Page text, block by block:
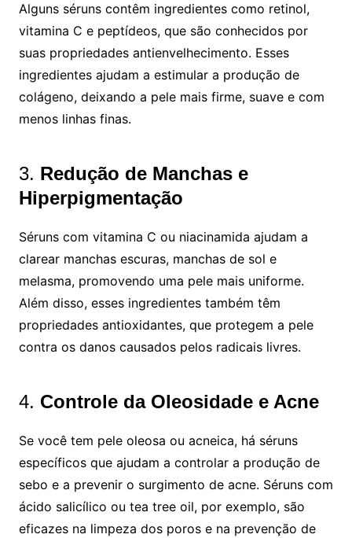
Alguns séruns contêm ingredientes como retinol,
vitamina C e peptídeos, que são conhecidos por
suas propriedades antienvelhecimento. Esses
ingredientes ajudam a estimular a produção de
colágeno, deixando a pele mais firme, suave e com
menos linhas finas.
3. Redução de Manchas e
Hiperpigmentação
Séruns com vitamina C ou niacinamida ajudam a
clarear manchas escuras, manchas de sol e
melasma, promovendo uma pele mais uniforme.
Além disso, esses ingredientes também têm
propriedades antioxidantes, que protegem a pele
contra os danos causados pelos radicais livres.
4. Controle da Oleosidade e Acne
Se você tem pele oleosa ou acneica, há séruns
específicos que ajudam a controlar a produção de
sebo e a prevenir o surgimento de acne. Séruns com
ácido salicílico ou tea tree oil, por exemplo, são
eficazes na limpeza dos poros e na prevenção de